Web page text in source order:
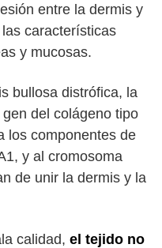
entre la dermis y
características
y mucosas.
bullosa distrófica, la
del colágeno tipo
los componentes de
y al cromosoma
de unir la dermis y la
calidad, el tejido no